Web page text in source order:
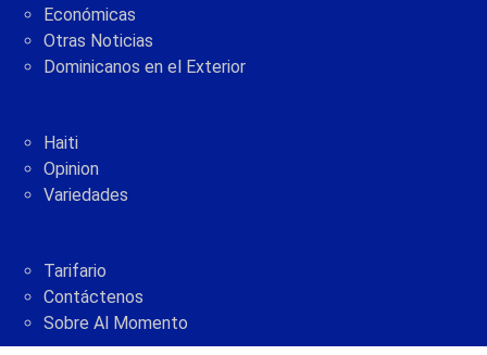
Económicas
Otras Noticias
Dominicanos en el Exterior
Haiti
Opinion
Variedades
Tarifario
Contáctenos
Sobre Al Momento